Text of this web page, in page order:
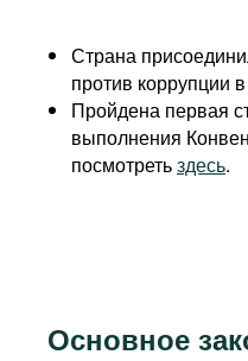
Страна
против коррупции
Пройдена первая
выполнения
посмотретьздесь.
Основное